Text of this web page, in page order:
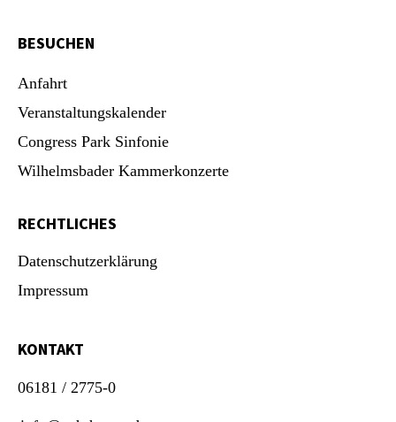
BESUCHEN
Anfahrt
Veranstaltungskalender
Congress Park Sinfonie
Wilhelmsbader Kammerkonzerte
RECHTLICHES
Datenschutzerklärung
Impressum
KONTAKT
06181 / 2775-0